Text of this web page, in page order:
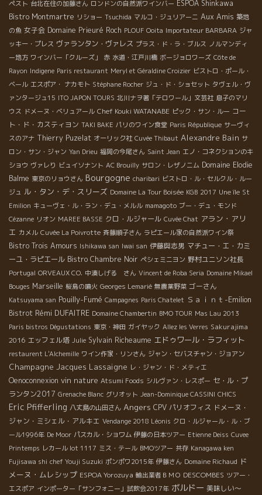
ペスト 台北在住の加藤さん ロンドンの自然派ワインバー ESPOA Shinkawa
Bistro Montmartre リショー Tsuchida マルコ・ジュリアーニ Aux Amis 築地
の魚 女子会 Domaine Prieuré Roch PLOUF Ooita Importateur BARBARA ジャ
ッキー・プレス ヴァランタン・ヴァレス プラス・ド・ラ・ブルス ノルマンディ
ー地方 ワインバー「クルーズ」 赤 水道・江戸川橋 ボージョロワーズ Côte de
Rayon Indigene Paris restaurant Meryl et Géraldine Croizier ビストロ・ポール・
ベール エスポア・ ナカモト Stéphane Rocher ジュ・ド・ショセット タヴェル・ヴ
ァンタージュ15 ITO JAPON TOURS 北川ナヲ著「テロワール」文芸社 息子のマリ
ウス ドメーヌ・ベリュアール Chef Kouki WATANABE ピック・サン・ルー コー
ト・ド・カスティヨン TAKI BAKE パリのワイン食堂 Paris République サーヴィ
スのアナ Thierry Puzelat オーリック社 Cuvée Thibaut Alexandre Bain サ
ロン・サン・ジャン Yan Drieu 福岡の今尾さん Saint Jean エノ・コネクションのキ
ショウ ヴァレり ビュイソナント AC Brouilly サロン・レザノニム Domaine Elodie
Balme 東京のリョウさん Bourgogne charibari ビストロ・ル・セルクル・ルー
ジュ ル・タン・デ・スリーズ Domaine La Tour Boisée KGB 2017 Une île St
Emilion キューヴェ・ル・ラン・デュ・メルル mamagoto ブー・デュ・モンド
Cézanne リオン MAREE BASSE クロ・ルジャール Cuvée Chat アラン・アリ
エ カメル Cuvée La Poivrotte 斉藤順子さん ラピエール家の自然派ワイン祭
Bistro Trois Amours Ishikawa san Iwai san 伊藤與志男 マチュー・エ・カミ
ーユ・ラピエール Bistro Chambre Noir ペシェミニヨン 野村ユニソン社長
Portugal ORVEAUX CO. 中湊しげる さん Vincent de Roba Seria Domaine Mikael
Bouges Marseille 桜島の噴火 Georges Lemarié 無農薬野菜 ゴーさん
Katsuyama san Pouilly-Fumé Campagnes Paris Chatelet Ｓａｉｎｔ-Emilion
Bistrot Rémi DUFAITRE Domaine Chambertin BMO TOUR Mas Lau 2013
Paris bistros Dégustations 東京・神田 ガイヤック Allez les Verres Sakurajima
2016 エッフェル塔 Julie Sylvain Richeaume エドゥワール・ラフィット
restaurent L'Alchemille ワイン作家・リンさん ジャン・セバスチャン・ジョアン
Champagne Jacques Lassaigne レ・ジャン・ド・メティエ
Oenoconnexion vin nature Atsumi Foods シルヴァン・レスポー セ・ル・プ
ランタン2017 Grenache Blanc グリオット Jean-Dominique CASSINI CHICS
Eric Pfifferling 八丈島の山田さん Angers CPV パリオフィス ドメーヌ・
ジャン・ミシェル・アルキエ Vendange 2018 Léonis クロ・ルジャール・ル・ブ
ール1996年 De Moor パスカル・ショワム 伊藤の日本ツアー Etienne Deiss Cuvee
Printemps レカール lot 1117 ミス・テール BMOツアー 共存 Kanagawa ken
Fujisawa shi chef Youji Suzuki ポンポワ2015年 伊藤さん Domaine Richaud ド
メーヌ・ムレシップ ESPOA Yorozuya 輸出業者ＢＭＯ DESCOMBES ツアー・
エスポア インポーター「サンフォニー」試飲会2017年 ボルドー 美味しい～